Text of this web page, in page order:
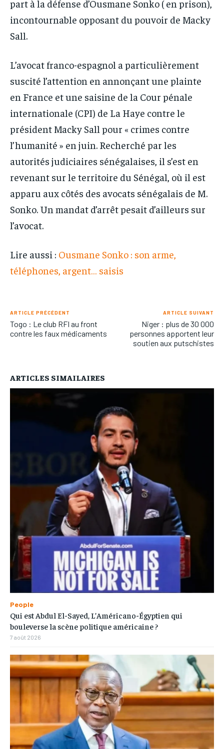
part à la défense d’Ousmane Sonko ( en prison),
incontournable opposant du pouvoir de Macky
Sall.
L’avocat franco-espagnol a particulièrement
suscité l’attention en annonçant une plainte
en France et une saisine de la Cour pénale
internationale (CPI) de La Haye contre le
président Macky Sall pour « crimes contre
l’humanité » en juin. Recherché par les
autorités judiciaires sénégalaises, il s’est en
revenant sur le territoire du Sénégal, où il est
apparu aux côtés des avocats sénégalais de M.
Sonko. Un mandat d’arrêt pesait d’ailleurs sur
l’avocat.
Lire aussi : Ousmane Sonko : son arme,
téléphones, argent… saisis
ARTICLE PRÉCÉDENT
Togo : Le club RFI au front
contre les faux médicaments
ARTICLE SUIVANT
Niger : plus de 30 000
personnes apportent leur
soutien aux putschistes
ARTICLES SIMAILAIRES
People
Qui est Abdul El-Sayed, L’Américano-Égyptien qui
bouleverse la scène politique américaine ?
7 août 2026